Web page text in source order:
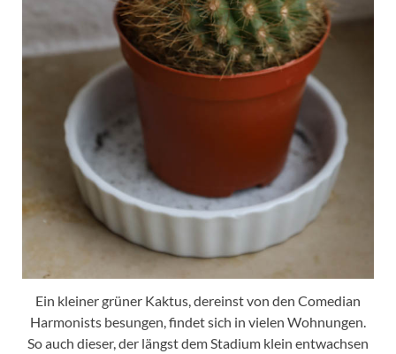
Ein kleiner grüner Kaktus, dereinst von den Comedian
Harmonists besungen, findet sich in vielen Wohnungen.
So auch dieser, der längst dem Stadium klein entwachsen